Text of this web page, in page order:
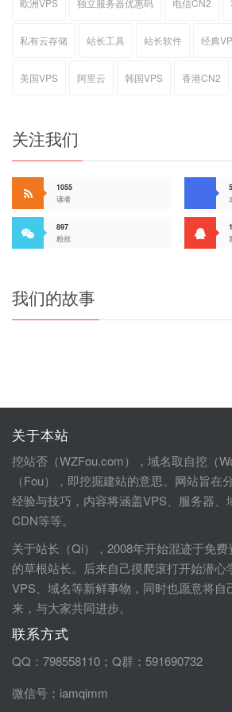
欧洲VPS 独立服务器优惠码 电信CN2
私有云存储 站长工具 站长软件 经典
美国VPS 阿里云 韩国VPS 香港CN2
关注我们
1055
读者
897
粉丝
我们的故事
关于本站
挖站否（WZFou.com），域名取自挖（
（Fou），即挖掘建站的意思。网站旨在
经验与技巧，内容将涵盖VPS、服务器、
CDN等等。
关于站长（Qi），2008年开始混迹于免
的草根站长。后来自己摸爬滚打开始潜心
VPS、域名等新鲜事物，同时也愿意将自
来，与大家共同进步。
联系方式
QQ：798558110；Q群：591690732
微信号：iamqimm